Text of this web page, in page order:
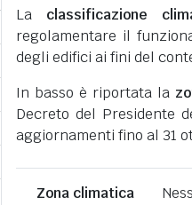
La classificazione
regolamentare il
degli edifici ai fini del
In basso è riportata la
Decreto del Presidente
aggiornamenti fino al 31
Zona climatica